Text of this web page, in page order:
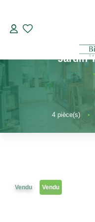
Référence
Maison
Jardin
4 pièce(s) •
Vendu Vendu